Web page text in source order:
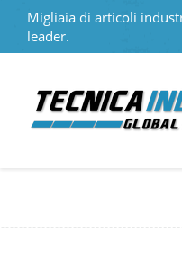
Migliaia di articoli
leader.